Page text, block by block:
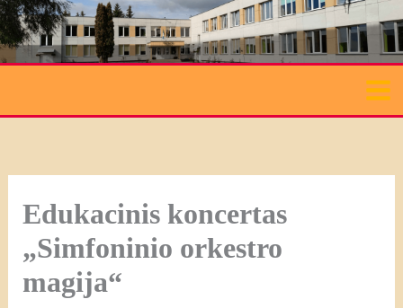
Pereiti
prie
turinio
Edukacinis koncertas
„Simfoninio orkestro
magija“